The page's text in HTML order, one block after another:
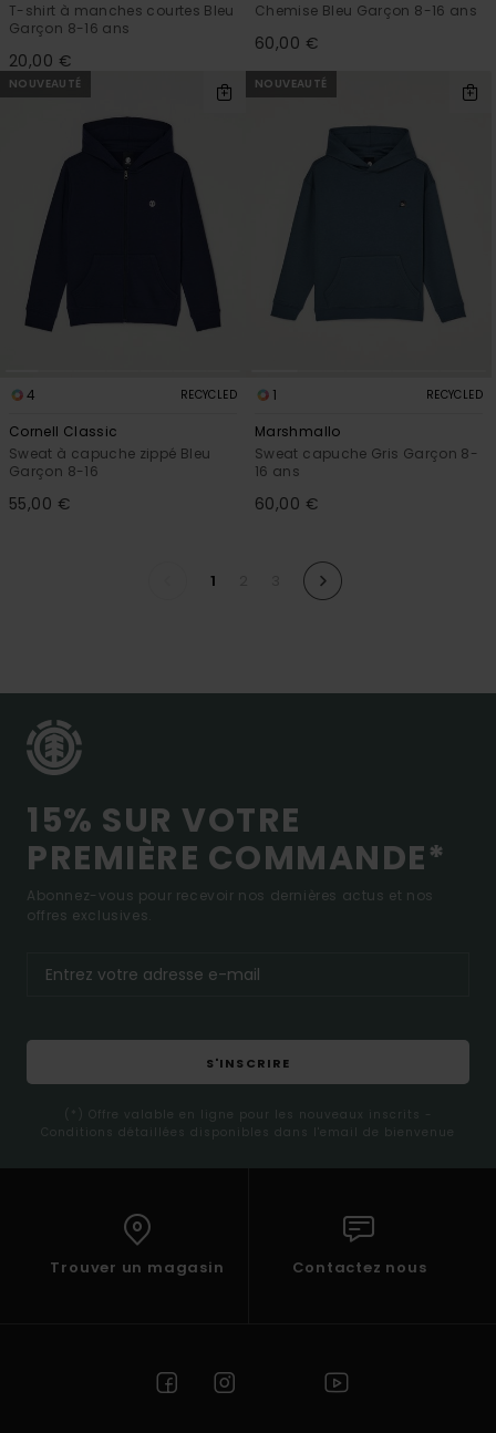
T-shirt à manches courtes Bleu
Garçon 8-16 ans
20,00 €
Chemise Bleu Garçon 8-16 ans
60,00 €
NOUVEAUTÉ
4 RECYCLED
Cornell Classic
Sweat à capuche zippé Bleu
Garçon 8-16
55,00 €
NOUVEAUTÉ
1 RECYCLED
Marshmallo
Sweat capuche Gris Garçon 8-
16 ans
60,00 €
1
15% SUR VOTRE
PREMIÈRE COMMANDE*
Abonnez-vous pour recevoir nos dernières actus et nos
offres exclusives.
S'INSCRIRE
(*) Offre valable en ligne pour les nouveaux inscrits -
Conditions détaillées disponibles dans l'email de bienvenue
Trouver un magasin Contactez nous